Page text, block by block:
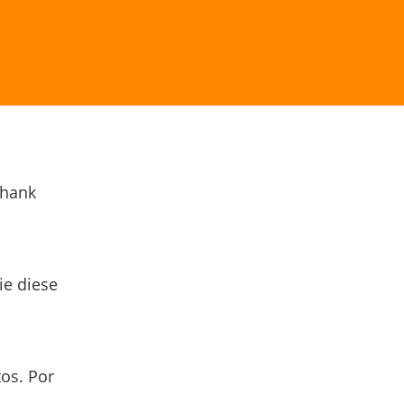
diese
Por